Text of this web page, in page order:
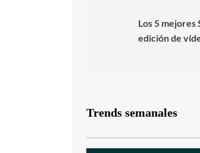
Los 5 mejores
edición de
Trends semanales